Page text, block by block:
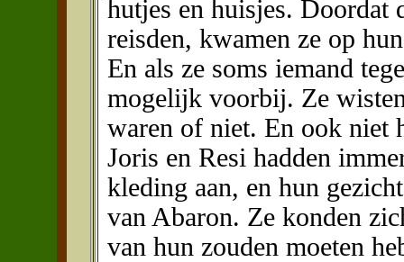
hutjes en huisjes. Doordat
reisden, kwamen ze op
En als ze soms iemand
mogelijk voorbij. Ze
waren of niet. En ook niet
Joris en Resi hadden
kleding aan, en hun
van Abaron. Ze konden
van hun zouden moeten